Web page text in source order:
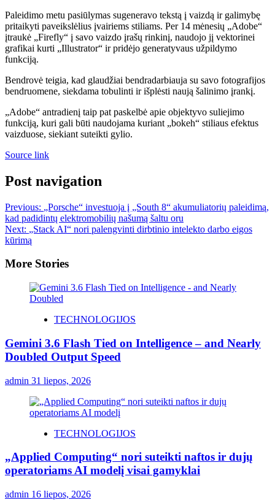
Paleidimo metu pasiūlymas sugeneravo tekstą į vaizdą ir galimybę
pritaikyti paveikslėlius įvairiems stiliams. Per 14 mėnesių „Adobe“
įtraukė „Firefly“ į savo vaizdo įrašų rinkinį, naudojo jį vektorinei
grafikai kurti „Illustrator“ ir pridėjo generatyvaus užpildymo
funkciją.
Bendrovė teigia, kad glaudžiai bendradarbiauja su savo fotografijos
bendruomene, siekdama tobulinti ir išplėsti naują šalinimo įrankį.
„Adobe“ antradienį taip pat paskelbė apie objektyvo suliejimo
funkciją, kuri gali būti naudojama kuriant „bokeh“ stiliaus efektus
vaizduose, siekiant suteikti gylio.
Source link
Post navigation
Previous: „Porsche“ investuoja į „South 8“ akumuliatorių paleidimą,
kad padidintų elektromobilių našumą šaltu oru
Next: „Stack AI“ nori palengvinti dirbtinio intelekto darbo eigos
kūrimą
More Stories
TECHNOLOGIJOS
Gemini 3.6 Flash Tied on Intelligence – and Nearly
Doubled Output Speed
admin 31 liepos, 2026
TECHNOLOGIJOS
„Applied Computing“ nori suteikti naftos ir dujų
operatoriams AI modelį visai gamyklai
admin 16 liepos, 2026